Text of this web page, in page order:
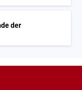
der